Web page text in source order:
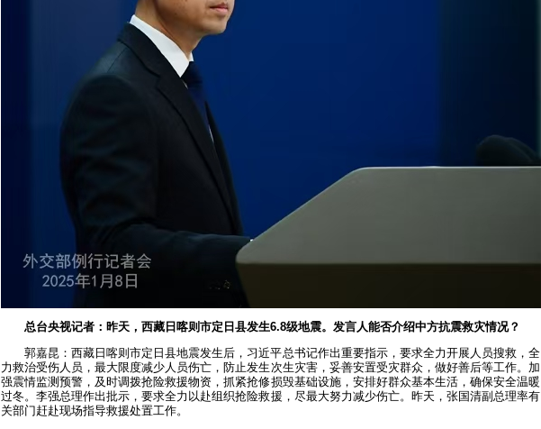
总台央视记者：昨天，西藏日喀则市定日县发生6.8级地震。发言人能否介绍中方抗震救灾情况？
郭嘉昆：西藏日喀则市定日县地震发生后，习近平总书记作出重要指示，要求全力开展人员搜救，全
力救治受伤人员，最大限度减少人员伤亡，防止发生次生灾害，妥善安置受灾群众，做好善后等工作。加
强震情监测预警，及时调拨抢险救援物资，抓紧抢修损毁基础设施，安排好群众基本生活，确保安全温暖
过冬。李强总理作出批示，要求全力以赴组织抢险救援，尽最大努力减少伤亡。昨天，张国清副总理率有
关部门赶赴现场指导救援处置工作。